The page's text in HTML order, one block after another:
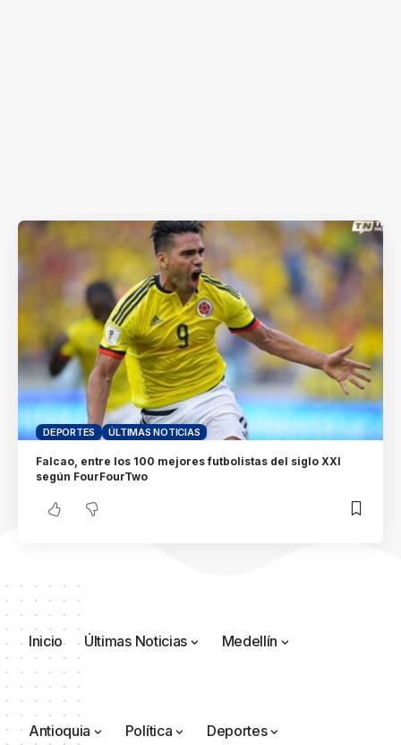
DEPORTES ÚLTIMAS NOTICIAS
Falcao, entre los 100 mejores futbolistas del siglo XXI
según FourFourTwo
Inicio Últimas Noticias Medellín
Antioquia Política Deportes